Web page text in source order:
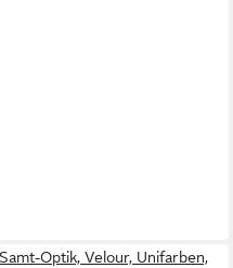
Optik, Velour, Unifarben,